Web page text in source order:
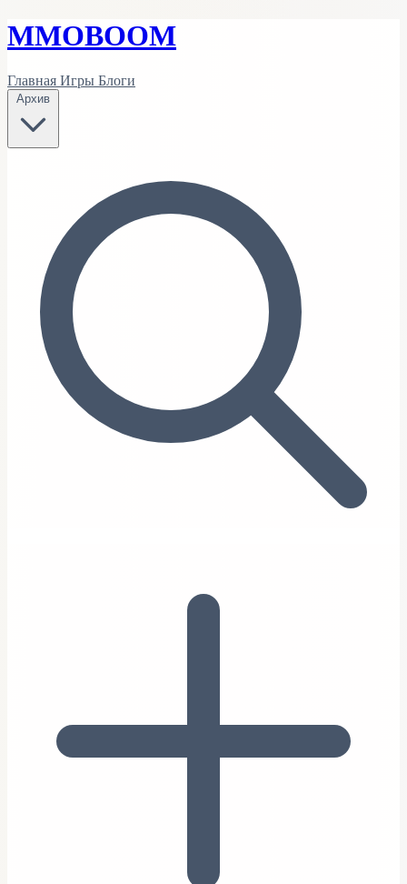
MMOBOOM
Главная Игры Блоги
Архив